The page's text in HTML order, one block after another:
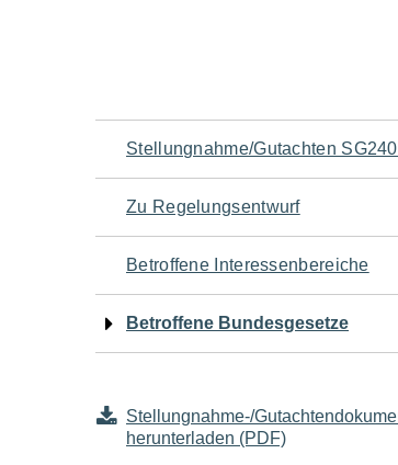
Navigation
für
den
Seiteninhalt
Stellungnahme/Gutachten
Zu Regelungsentwurf
Betroffene Interessenbereiche
Betroffene Bundesgesetze
Stellungnahme-/
herunterladen (PDF)